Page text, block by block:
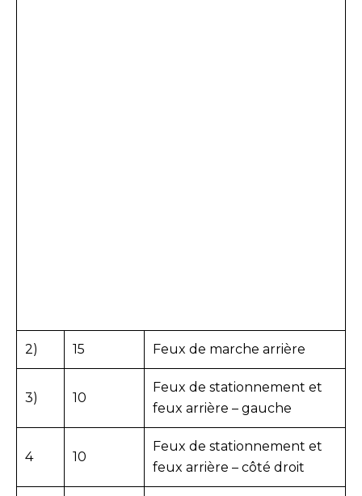
2) 15 Feux de marche arrière
3) 10
Feux de stationnement et
feux arrière – gauche
4 10
Feux de stationnement et
feux arrière – côté droit